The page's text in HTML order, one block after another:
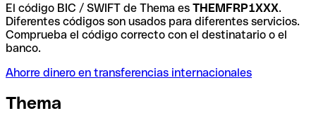
El código BIC / SWIFT de Thema es THEMFRP1XXX.
Diferentes códigos son usados para diferentes servicios.
Comprueba el código correcto con el destinatario o el
banco.
Ahorre dinero en transferencias internacionales
Thema